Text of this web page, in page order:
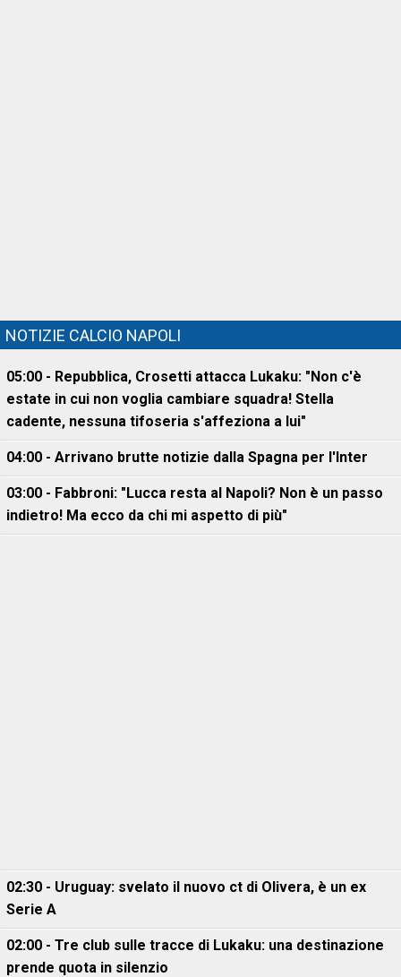
NOTIZIE CALCIO NAPOLI
05:00 - Repubblica, Crosetti attacca Lukaku: "Non c'è
estate in cui non voglia cambiare squadra! Stella
cadente, nessuna tifoseria s'affeziona a lui"
04:00 - Arrivano brutte notizie dalla Spagna per l'Inter
03:00 - Fabbroni: "Lucca resta al Napoli? Non è un passo
indietro! Ma ecco da chi mi aspetto di più"
02:30 - Uruguay: svelato il nuovo ct di Olivera, è un ex
Serie A
02:00 - Tre club sulle tracce di Lukaku: una destinazione
prende quota in silenzio